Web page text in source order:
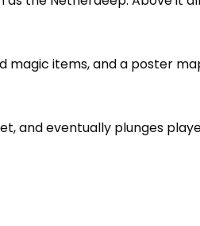
items, and a poster
and eventually plunges